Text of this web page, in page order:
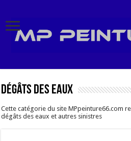
Dégâts des eaux
Cette catégorie du site MPpeinture66.com
dégâts des eaux et autres sinistres